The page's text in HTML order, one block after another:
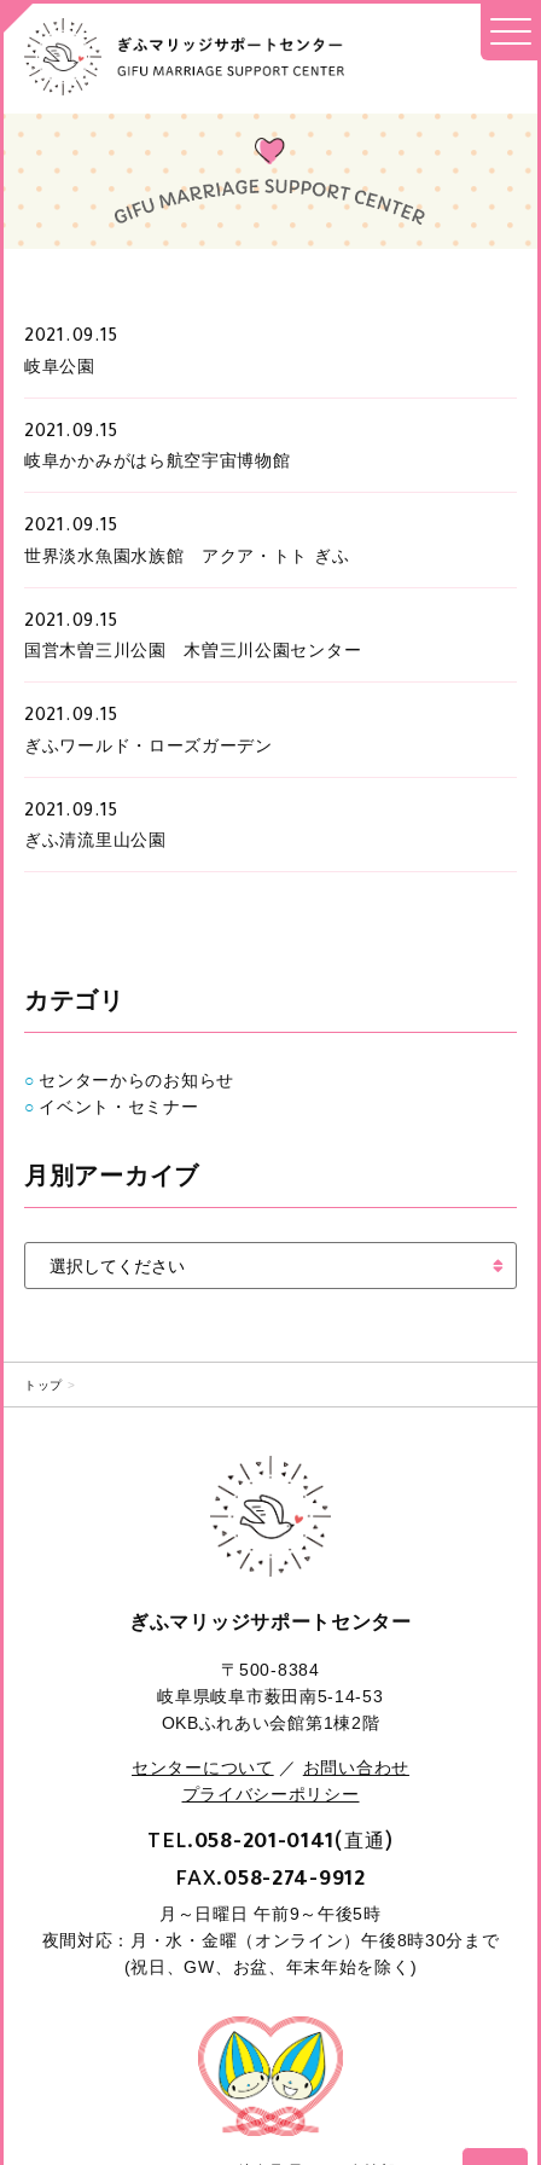
2021.09.15
岐阜公園
2021.09.15
岐阜かかみがはら航空宇宙博物館
2021.09.15
世界淡水魚園水族館 アクア・トト ぎふ
2021.09.15
国営木曽三川公園 木曽三川公園センター
2021.09.15
ぎふワールド・ローズガーデン
2021.09.15
ぎふ清流里山公園
カテゴリ
センターからのお知らせ
イベント・セミナー
月別アーカイブ
トップ
ぎふマリッジサポートセンター
〒500-8384
岐阜県岐阜市薮田南5-14-53
OKBふれあい会館第1棟2階
センターについて ／ お問い合わせ
プライバシーポリシー
TEL.058-201-0141(直通)
FAX.058-274-9912
月～日曜日 午前9～午後5時
夜間対応：月・水・金曜（オンライン）午後8時30分まで
(祝日、GW、お盆、年末年始を除く)